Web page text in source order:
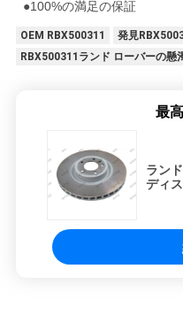
●100%の満足の保証
OEM RBX500311
発見
RBX500311ランド ローバーの懸
最
ラン
ディ